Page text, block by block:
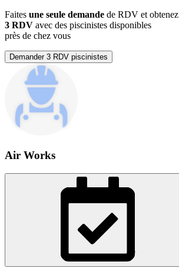
Faites une seule demande de RDV et obtenez
3 RDV avec des piscinistes disponibles
près de chez vous
Demander 3 RDV piscinistes
Air Works